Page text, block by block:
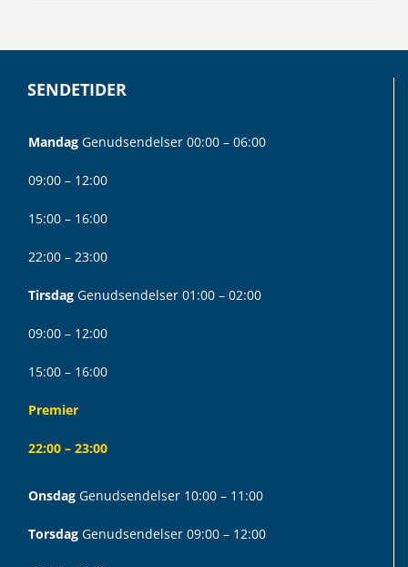
SENDETIDER
Mandag Genudsendelser 00:00 – 06:00
09:00 – 12:00
15:00 – 16:00
22:00 – 23:00
Tirsdag Genudsendelser 01:00 – 02:00
09:00 – 12:00
15:00 – 16:00
Premier
22:00 – 23:00
Onsdag Genudsendelser 10:00 – 11:00
Torsdag Genudsendelser 09:00 – 12:00